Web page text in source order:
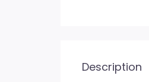
Description